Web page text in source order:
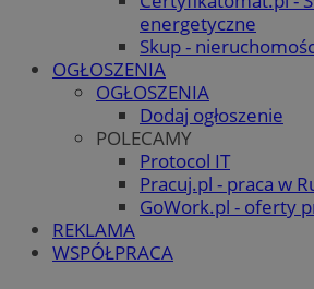
energetyczne
Skup -
OGŁOSZENIA
OGŁOSZENIA
Dodaj ogłoszenie
POLECAMY
Protocol IT
Pracuj.pl - praca w
GoWork.pl - oferty
REKLAMA
WSPÓŁPRACA